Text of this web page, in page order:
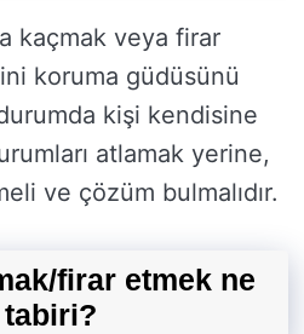
kaçmak veya firar
koruma güdüsünü
kişi kendisine
atlamak yerine,
ve çözüm bulmalıdır.
firar etmek ne